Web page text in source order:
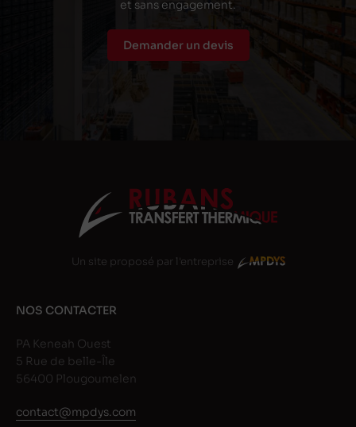
et sans engagement.
Demander un devis
Un site proposé par l'entreprise
NOS CONTACTER
PA Keneah Ouest
5 Rue de belle-Île
56400 Plougoumelen
contact@mpdys.com